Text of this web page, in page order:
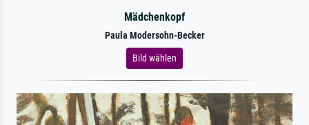
Mädchenkopf
Paula Modersohn-Becker
Bild wählen